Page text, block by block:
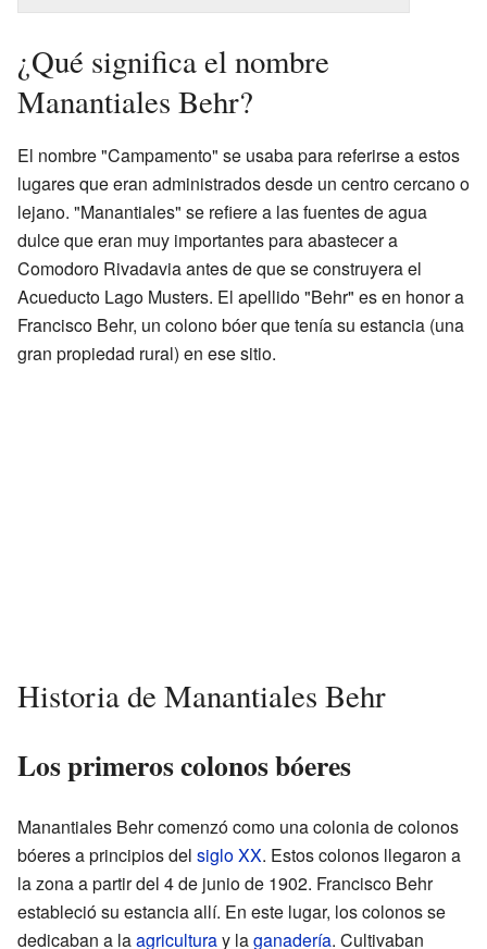
¿Qué significa el nombre
Manantiales Behr?
El nombre "Campamento" se usaba para referirse a estos
lugares que eran administrados desde un centro cercano o
lejano. "Manantiales" se refiere a las fuentes de agua
dulce que eran muy importantes para abastecer a
Comodoro Rivadavia antes de que se construyera el
Acueducto Lago Musters. El apellido "Behr" es en honor a
Francisco Behr, un colono bóer que tenía su estancia (una
gran propiedad rural) en ese sitio.
Historia de Manantiales Behr
Los primeros colonos bóeres
Manantiales Behr comenzó como una colonia de colonos
bóeres a principios del siglo XX. Estos colonos llegaron a
la zona a partir del 4 de junio de 1902. Francisco Behr
estableció su estancia allí. En este lugar, los colonos se
dedicaban a laagriculturay laganadería. Cultivaban